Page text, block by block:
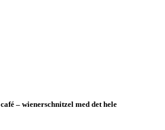
– wienerschnitzel med det hele